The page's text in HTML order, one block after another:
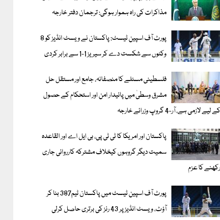
مذاکرات کی راہ ہموار ہوگی: ترجمان دفتر خارجہ
پورٹ آف اسپین ٹیسٹ: پاکستان نے ویسٹ انڈیز کو 8
وکٹوں سے شکست دے کر سیریز 1-1 سے برابر کردی
فلسطینی مسئلے کا منصفانہ، جامع اور مستقل حل
مشرق وسطیٰ میں پائیدار امن اور استحکام کے حصول
کے لیے لازمی ہے، آر-4 گروپ وزرائے خارجہ
پاکستان اور امریکا کا ٹی ٹی پی، بی ایل اے اور القاعدہ
سمیت دیگر گروہوں کیخلاف مشترکہ کارروائی جاری
رکھنے کا عزم
پورٹ آف اسپین ٹیسٹ میں پاکستان ٹیم387 بنا کر
آؤٹ، ویسٹ انڈیز پر 43 رنز کی برتری حاصل کرلی